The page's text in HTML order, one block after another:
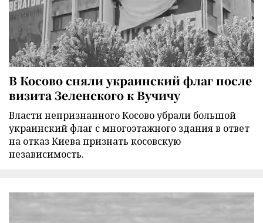
В Косово сняли украинский флаг после
визита Зеленского к Вучичу
Власти непризнанного Косово убрали большой
украинский флаг с многоэтажного здания в ответ
на отказ Киева признать косовскую
независимость.